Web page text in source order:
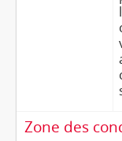
Zone des